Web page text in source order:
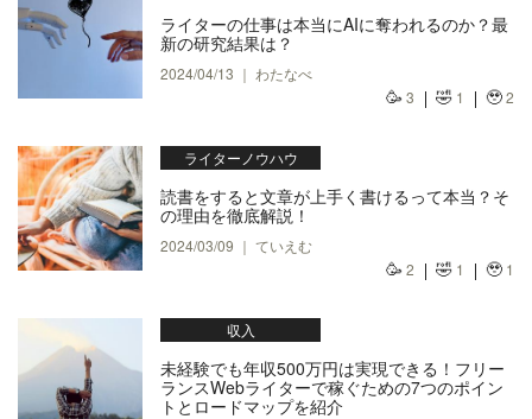
ライターの仕事は本当にAIに奪われるのか？最
新の研究結果は？
2024/04/13 ｜ わたなべ
🥳 3 🤣 1 🥹2
ライターノウハウ
読書をすると文章が上手く書けるって本当？そ
の理由を徹底解説！
2024/03/09 ｜ ていえむ
🥳 2 🤣 1 🥹 1
収入
未経験でも年収500万円は実現できる！フリー
ランスWebライターで稼ぐための7つのポイン
トとロードマップを紹介